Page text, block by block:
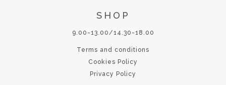
SHOP
9.00-13.00/14.30-18.00
Terms and conditions
Cookies Policy
Privacy Policy